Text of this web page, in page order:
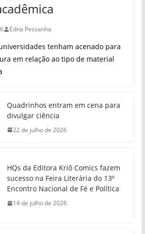
Edna Pessanha
tenham acenado para
em relação ao tipo de material
Quadrinhos entram em cena para
divulgar ciência
22 de julho de 2026
HQs da Editora Kriô Comics fazem
sucesso na Feira Literária do 13º
Encontro Nacional de Fé e Política
14 de julho de 2026